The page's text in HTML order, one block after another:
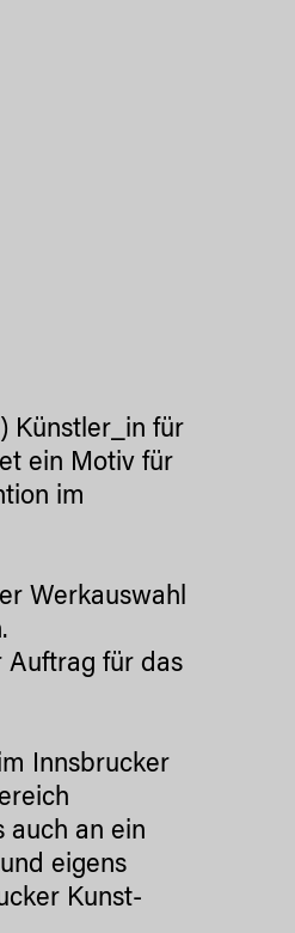
Künstler_in für
ein Motiv für
im
Werkauswahl
Auftrag für das
Innsbrucker
auch an ein
eigens
Kunst-